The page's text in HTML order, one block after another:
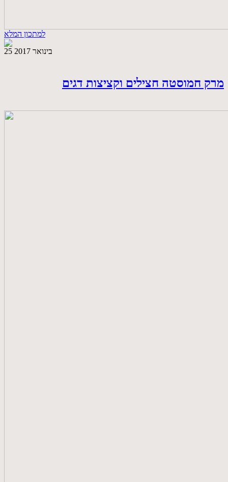
למתכון המלא
25 בינואר 2017
מרק חמוסטה חצילים וקציצות דגים